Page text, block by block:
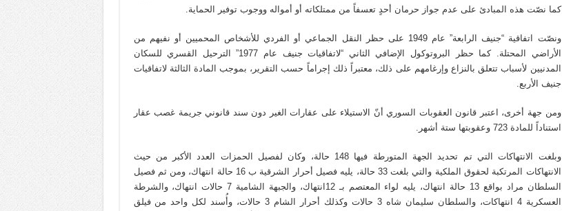
كما نصّت هذه المبادئ على عدم جواز حرمان أحدٍ تعسفاً من ممتلكاته أو أمواله ووجوب توفير الحماية.
ونصّت اتفاقية “جنيف الرابعة” عام 1949 على حظر النقل الجماعي أو الفردي للأشخاص المحميين أو نفيهم من
الأراضي المحتلة. كما حظر البروتوكول الإضافي الثاني “لاتفاقيات جنيف عام 1977” الترحيل القسري للسكان
المدنيين لأسباب تتعلق بالنزاع وإرغامهم على ذلك، معتبراً ذلك إجراماً حسب التقرير، بموجب المادة الثالثة لاتفاقيات
جنيف الأربع.
ومن جهة أخرى، اعتبر قانون العقوبات السوري أنّ الاستيلاء على عقارات الغير دون سند قانوني جريمة غصب عقار
استناداً للمادة 723 وعقوبتها ستة أشهر.
وبلغت الانتهاكات التي تم تحديد الجهة المتورطة فيها 148 حالة، وكان لفصيل الحمزات العدد الأكبر من حيث
الانتهاكات المرتكبة لحقوق الملكية والتي بلغت 33 حالة، يليه فصيل أحرار الشرقية ب 16 حالة انتهاك، ومن ثم فصيل
السلطان مراد بواقع 13 حالة انتهاك، يليه لواء المعتصم بـ 12انتهاك، والجبهة الشامية 7 حالات انتهاك، والشرطة
العسكرية 4 انتهاكات، والسلطان سليمان شاه 3 حالات وكذلك أحرار الشام 3 حالات، وأُسند لكل واحد من فيلق